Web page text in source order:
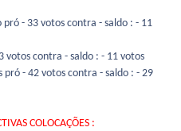
pró - 33 votos contra - saldo : - 11
votos contra - saldo : - 11 votos
pró - 42 votos contra - saldo : - 29
COLOCAÇÕES :